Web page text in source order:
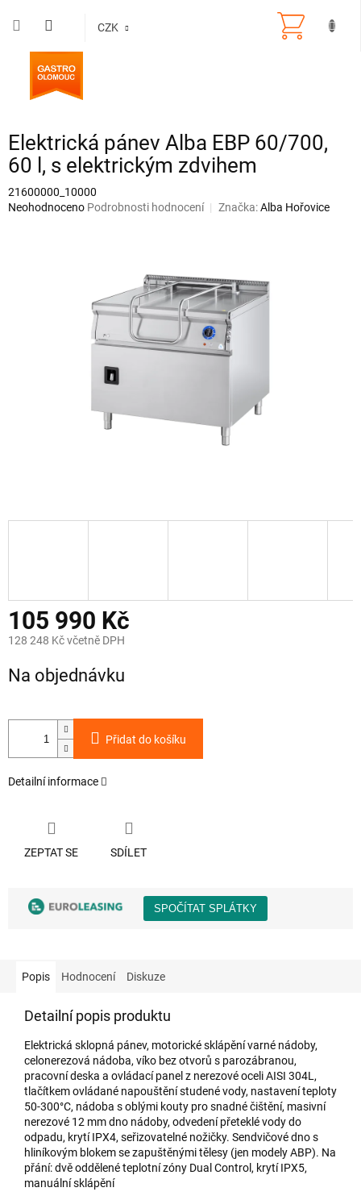
CZK
Elektrická pánev Alba EBP 60/700,
60 l, s elektrickým zdvihem
21600000_10000
Průměrné
Neohodnoceno Podrobnosti hodnocení Značka:Alba Hořovice
105 990 Kč
128 248 Kč včetně DPH
cena:
Na objednávku
Přidat do košíku
Detailní informace
ZEPTAT SE SDÍLET
Popis Hodnocení Diskuze
Detailní popis produktu
Elektrická sklopná pánev, motorické sklápění varné nádoby,
celonerezová nádoba, víko bez otvorů s parozábranou,
pracovní deska a ovládací panel z nerezové oceli AISI 304L,
tlačítkem ovládané napouštění studené vody, nastavení teploty
50-300°C, nádoba s oblými kouty pro snadné čištění, masivní
nerezové 12 mm dno nádoby, odvedení přeteklé vody do
odpadu, krytí IPX4, seřizovatelné nožičky. Sendvičové dno s
hliníkovým blokem se zapuštěnými tělesy (jen modely ABP). Na
přání: dvě oddělené teplotní zóny Dual Control, krytí IPX5,
manuální sklápění